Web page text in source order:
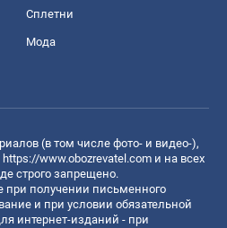
Сплетни
Мода
(в том числе фото- и видео-),
https://www.obozrevatel.com и на всех
строго запрещено.
при получении письменного
и при условии обязательной
интернет-изданий - при